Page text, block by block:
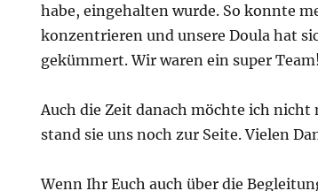
habe, eingehalten wurde. So konnte
konzentrieren und unsere Doula hat
gekümmert. Wir waren ein super Team!
Auch die Zeit danach möchte ich
stand sie uns noch zur Seite. Vielen
Wenn Ihr Euch auch über die